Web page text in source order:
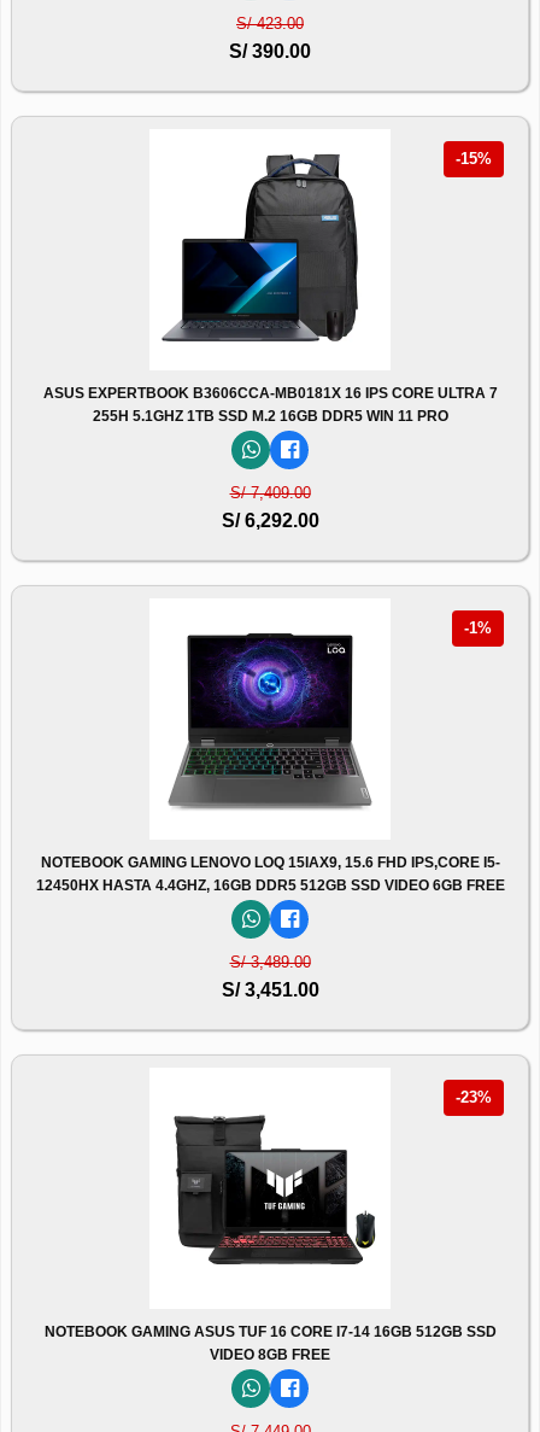
S/ 423.00
S/ 390.00
-15%
ASUS EXPERTBOOK B3606CCA-MB0181X 16 IPS CORE ULTRA 7
255H 5.1GHZ 1TB SSD M.2 16GB DDR5 WIN 11 PRO
S/ 7,409.00
S/ 6,292.00
-1%
NOTEBOOK GAMING LENOVO LOQ 15IAX9, 15.6 FHD IPS,CORE I5-
12450HX HASTA 4.4GHZ, 16GB DDR5 512GB SSD VIDEO 6GB FREE
S/ 3,489.00
S/ 3,451.00
-23%
NOTEBOOK GAMING ASUS TUF 16 CORE I7-14 16GB 512GB SSD
VIDEO 8GB FREE